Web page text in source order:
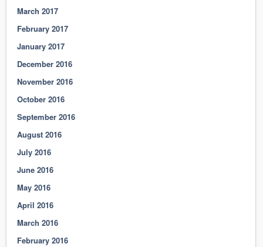
March 2017
February 2017
January 2017
December 2016
November 2016
October 2016
September 2016
August 2016
July 2016
June 2016
May 2016
April 2016
March 2016
February 2016